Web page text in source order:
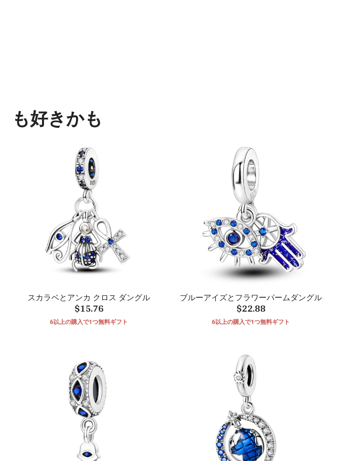
も好きかも
スカラベとアンカ クロス ダングル
$15.76
6以上の購入で1つ無料ギフト
ブルーアイズとフラワーパームダングル
$22.88
6以上の購入で1つ無料ギフト